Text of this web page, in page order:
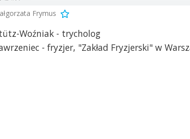
Frymus
Woźniak - trycholog
- fryzjer, "Zakład Fryzjerski" w